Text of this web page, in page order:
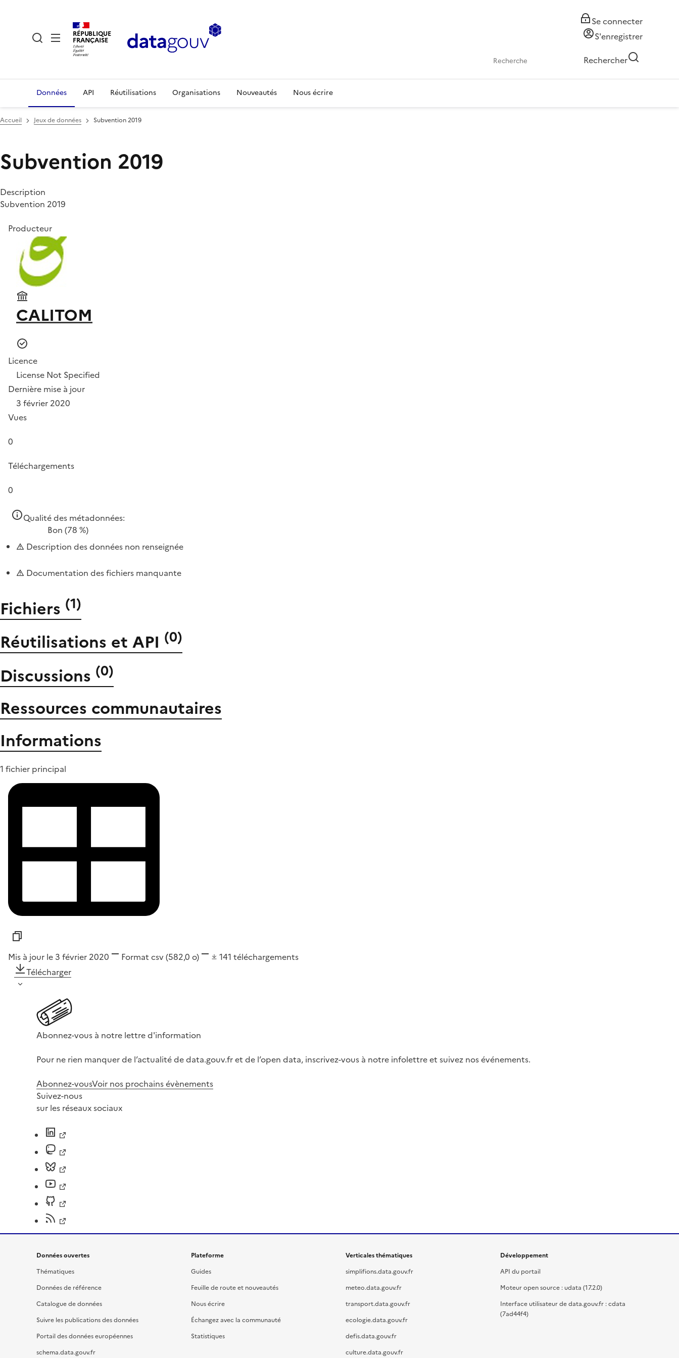
RÉPUBLIQUE
FRANÇAISE
Se connecter
S'enregistrer
Rechercher
Données API Réutilisations Organisations Nouveautés Nous écrire
Accueil Jeux de données Subvention 2019
Subvention 2019
Description
Subvention 2019
Producteur
CALITOM
Licence
License Not Specified
Dernière mise à jour
3 février 2020
Vues
0
Téléchargements
0
Qualité des métadonnées:
Bon (78 %)
Description des données non renseignée
Documentation des fichiers manquante
Fichiers (1)
Réutilisations et API (0)
Discussions (0)
Ressources communautaires
Informations
1 fichier principal
Mis à jour le 3 février 2020 Format csv(582,0 o) 141 téléchargements
Télécharger
Abonnez-vous à notre lettre d'information
Pour ne rien manquer de l’actualité de data.gouv.fr et de l’open data, inscrivez-vous à notre infolettre et suivez nos événements.
Abonnez-vousVoir nos prochains évènements
Suivez-nous
sur les réseaux sociaux
Données ouvertes
Thématiques
Données de référence
Catalogue de données
Suivre les publications des données
Portail des données européennes
schema.data.gouv.fr
Plateforme
Guides
Feuille de route et nouveautés
Nous écrire
Échangez avec la communauté
Statistiques
Verticales thématiques
simplifions.data.gouv.fr
meteo.data.gouv.fr
transport.data.gouv.fr
ecologie.data.gouv.fr
defis.data.gouv.fr
culture.data.gouv.fr
Développement
API du portail
Moteur open source : udata (17.2.0)
Interface utilisateur de data.gouv.fr : cdata
(7ad44f4)